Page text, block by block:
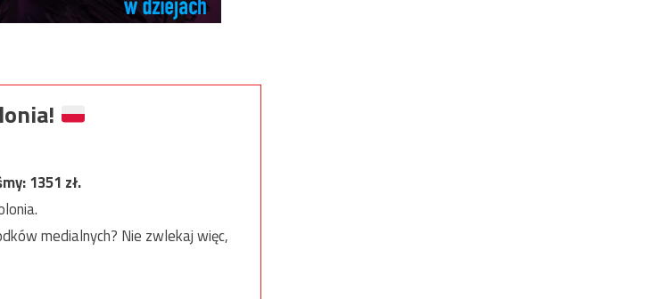
1351 zł.
medialnych? Nie zwlekaj więc,